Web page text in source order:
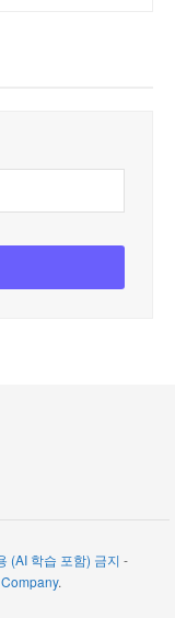
(AI 학습 포함) 금지 -
.